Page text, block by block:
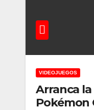
VIDEOJUEGOS
Arranca
Pokémon